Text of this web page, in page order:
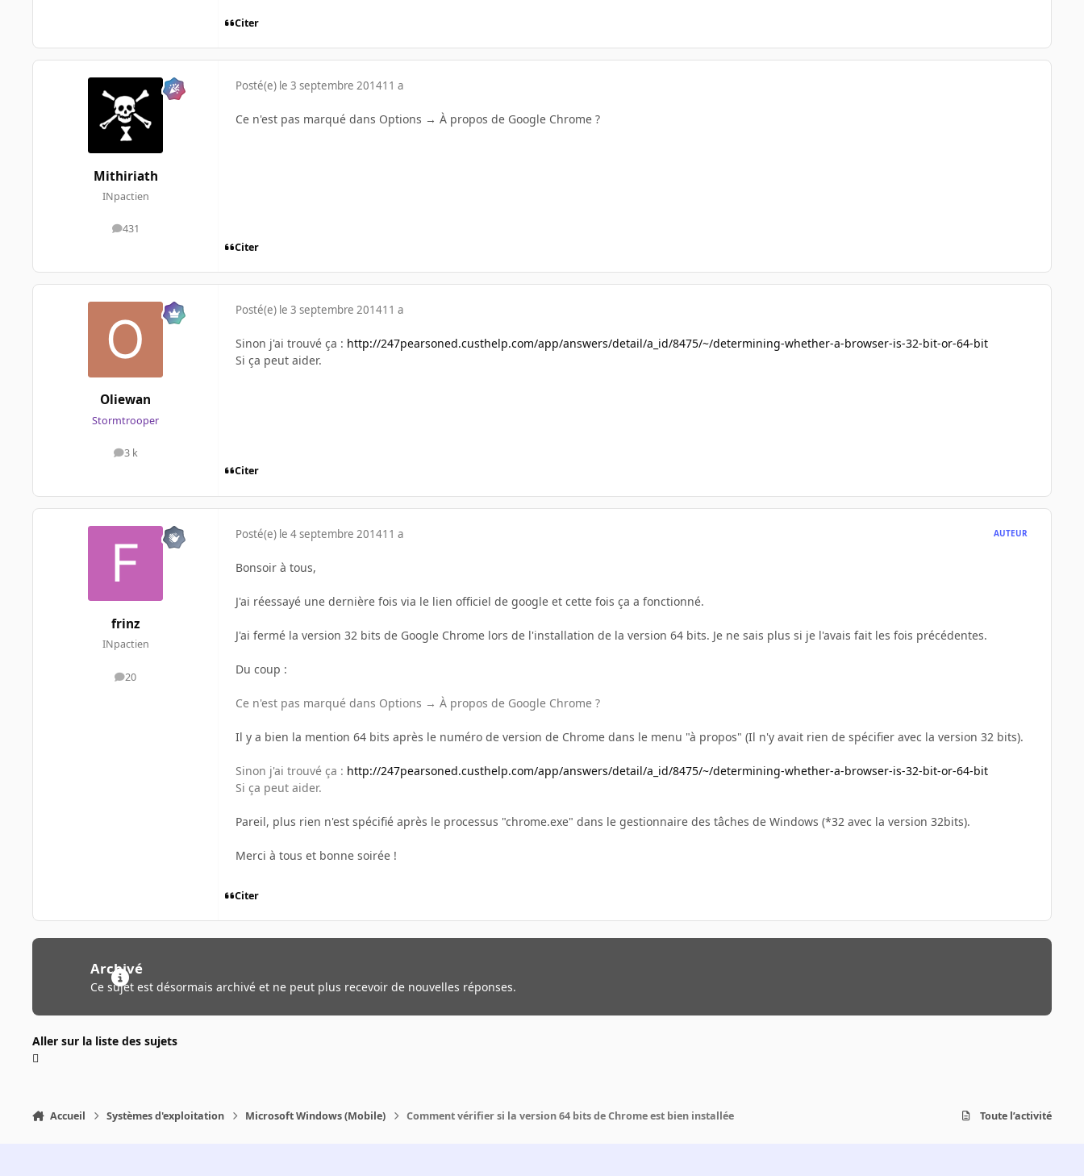
Citer
Mithiriath
INpactien
431
messages
Posté(e) le 3 septembre 201411 a
Ce n'est pas marqué dans Options → À propos de Google Chrome ?
Citer
Oliewan
Stormtrooper
3 k
messages
Posté(e) le 3 septembre 201411 a
Sinon j'ai trouvé ça : http://247pearsoned.custhelp.com/app/answers/detail/a_id/8475/~/determining-whether-a-browser-is-32-bit-or-64-bit
Si ça peut aider.
Citer
frinz
INpactien
20
messages
Posté(e) le 4 septembre 201411 a AUTEUR
Bonsoir à tous,
J'ai réessayé une dernière fois via le lien officiel de google et cette fois ça a fonctionné.
J'ai fermé la version 32 bits de Google Chrome lors de l'installation de la version 64 bits. Je ne sais plus si je l'avais fait les fois précédentes.
Du coup :
Ce n'est pas marqué dans Options → À propos de Google Chrome ?
Il y a bien la mention 64 bits après le numéro de version de Chrome dans le menu "à propos" (Il n'y avait rien de spécifier avec la version 32 bits).
Sinon j'ai trouvé ça : http://247pearsoned.custhelp.com/app/answers/detail/a_id/8475/~/determining-whether-a-browser-is-32-bit-or-64-bit
Si ça peut aider.
Pareil, plus rien n'est spécifié après le processus "chrome.exe" dans le gestionnaire des tâches de Windows (*32 avec la version 32bits).
Merci à tous et bonne soirée !
Citer
Archivé
Ce sujet est désormais archivé et ne peut plus recevoir de nouvelles réponses.
Aller sur la liste des sujets
Accueil Systèmes d'exploitation Microsoft Windows (Mobile) Comment vérifier si la version 64 bits de Chrome est bien installée Toute l’activité